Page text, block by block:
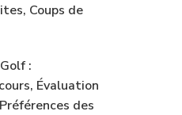
Coups de
:
Évaluation
des